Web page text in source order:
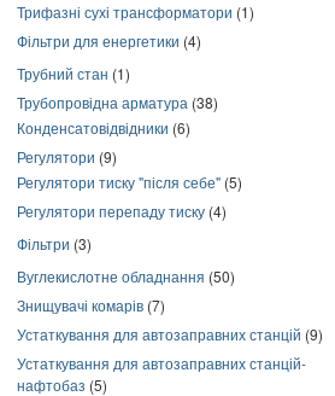
Трифазні сухі трансформатори (1)
Фільтри для енергетики (4)
Трубний стан (1)
Трубопровідна арматура (38)
Конденсатовідвідники (6)
Регулятори (9)
Регулятори тиску "після себе" (5)
Регулятори перепаду тиску (4)
Фільтри (3)
Вуглекислотне обладнання (50)
Знищувачі комарів (7)
Устаткування для автозаправних станцій (9)
Устаткування для автозаправних станцій-
нафтобаз (5)